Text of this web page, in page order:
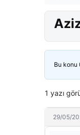
Bu konu
1 yazı
29/05/